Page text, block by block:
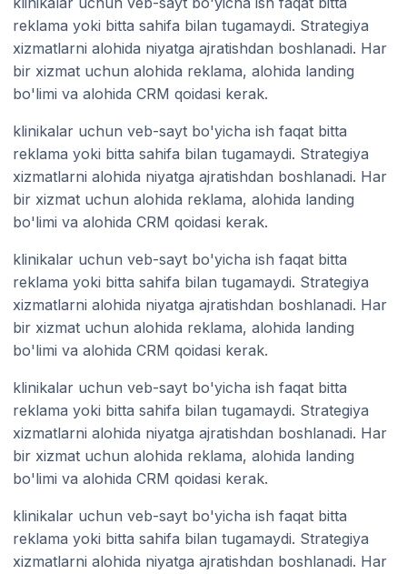
reklama yoki bitta sahifa bilan tugamaydi. Strategiya
xizmatlarni alohida niyatga ajratishdan boshlanadi. Har
bir xizmat uchun alohida reklama, alohida landing
bo'limi va alohida CRM qoidasi kerak.
klinikalar uchun veb-sayt bo'yicha ish faqat bitta
reklama yoki bitta sahifa bilan tugamaydi. Strategiya
xizmatlarni alohida niyatga ajratishdan boshlanadi. Har
bir xizmat uchun alohida reklama, alohida landing
bo'limi va alohida CRM qoidasi kerak.
klinikalar uchun veb-sayt bo'yicha ish faqat bitta
reklama yoki bitta sahifa bilan tugamaydi. Strategiya
xizmatlarni alohida niyatga ajratishdan boshlanadi. Har
bir xizmat uchun alohida reklama, alohida landing
bo'limi va alohida CRM qoidasi kerak.
klinikalar uchun veb-sayt bo'yicha ish faqat bitta
reklama yoki bitta sahifa bilan tugamaydi. Strategiya
xizmatlarni alohida niyatga ajratishdan boshlanadi. Har
bir xizmat uchun alohida reklama, alohida landing
bo'limi va alohida CRM qoidasi kerak.
klinikalar uchun veb-sayt bo'yicha ish faqat bitta
reklama yoki bitta sahifa bilan tugamaydi. Strategiya
xizmatlarni alohida niyatga ajratishdan boshlanadi. Har